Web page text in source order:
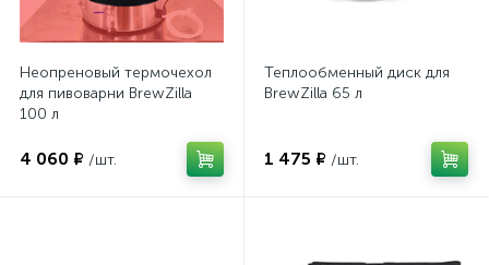
Неопреновый термочехол
для пивоварни BrewZilla
100 л
4 060 ₽ /шт.
Теплообменный диск для
BrewZilla 65 л
1 475 ₽ /шт.